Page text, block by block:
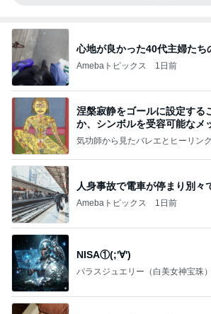
心地が良かった40代主婦たち
Amebaトピックス 1日前
涅槃寂静をゴールに設定する
か、シンボルを受容可能なメ
ことが
気功師から見たバレエとヒーリン
人身事故で電車が停まり別々
Amebaトピックス 1日前
NISA①(;'∀')
パラスジュエリー（白美女神宝珠